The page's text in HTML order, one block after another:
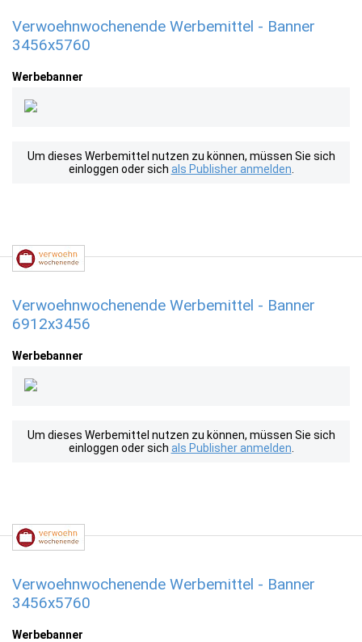
Verwoehnwochenende Werbemittel - Banner
3456x5760
Werbebanner
Um dieses Werbemittel nutzen zu können, müssen Sie sich
einloggen oder sich als Publisher anmelden
Verwoehnwochenende Werbemittel - Banner
6912x3456
Werbebanner
Um dieses Werbemittel nutzen zu können, müssen Sie sich
einloggen oder sich als Publisher anmelden
Verwoehnwochenende Werbemittel - Banner
3456x5760
Werbebanner